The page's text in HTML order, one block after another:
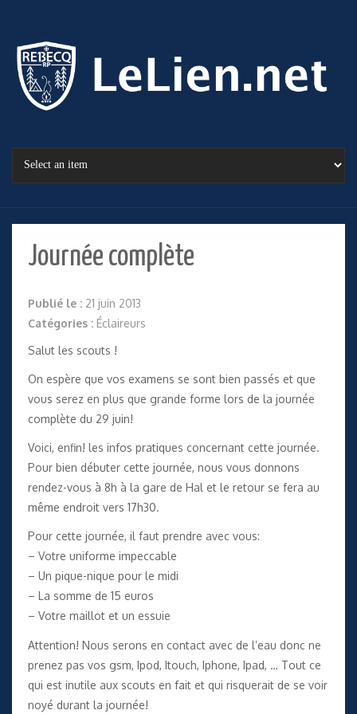
Journée complète
Publié le : 21 juin 2013
Catégories : Éclaireurs
Salut les scouts !
On espère que vos examens se sont bien passés et que
vous serez en plus que grande forme lors de la journée
complète du 29 juin!
Voici, enfin! les infos pratiques concernant cette journée.
Pour bien débuter cette journée, nous vous donnons
rendez-vous à 8h à la gare de Hal et le retour se fera au
même endroit vers 17h30.
Pour cette journée, il faut prendre avec vous:
– Votre uniforme impeccable
– Un pique-nique pour le midi
– La somme de 15 euros
– Votre maillot et un essuie
Attention! Nous serons en contact avec de l’eau donc ne
prenez pas vos gsm, Ipod, Itouch, Iphone, Ipad, … Tout ce
qui est inutile aux scouts en fait et qui risquerait de se voir
noyé durant la journée!